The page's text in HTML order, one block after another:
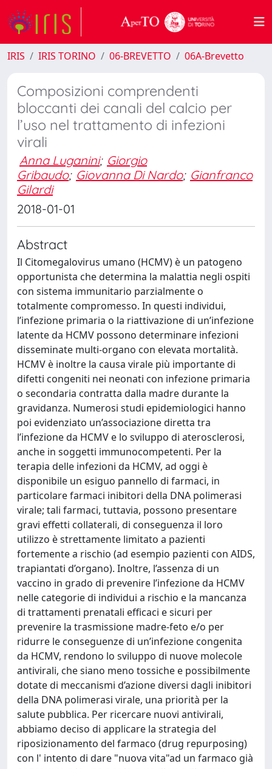
IRIS IRIS TORINO 06-BREVETTO 06A-Brevetto
Composizioni comprendenti
bloccanti dei canali del calcio per
l’uso nel trattamento di infezioni
virali
Anna Luganini; Giorgio
Gribaudo; Giovanna Di Nardo; Gianfranco
Gilardi
2018-01-01
Abstract
Il Citomegalovirus umano (HCMV) è un patogeno
opportunista che determina la malattia negli ospiti
con sistema immunitario parzialmente o
totalmente compromesso. In questi individui,
l’infezione primaria o la riattivazione di un’infezione
latente da HCMV possono determinare infezioni
disseminate multi-organo con elevata mortalità.
HCMV è inoltre la causa virale più importante di
difetti congeniti nei neonati con infezione primaria
o secondaria contratta dalla madre durante la
gravidanza. Numerosi studi epidemiologici hanno
poi evidenziato un’associazione diretta tra
l’infezione da HCMV e lo sviluppo di aterosclerosi,
anche in soggetti immunocompetenti. Per la
terapia delle infezioni da HCMV, ad oggi è
disponibile un esiguo pannello di farmaci, in
particolare farmaci inibitori della DNA polimerasi
virale; tali farmaci, tuttavia, possono presentare
gravi effetti collaterali, di conseguenza il loro
utilizzo è strettamente limitato a pazienti
fortemente a rischio (ad esempio pazienti con AIDS,
trapiantati d’organo). Inoltre, l’assenza di un
vaccino in grado di prevenire l’infezione da HCMV
nelle categorie di individui a rischio e la mancanza
di trattamenti prenatali efficaci e sicuri per
prevenire la trasmissione madre-feto e/o per
ridurre le conseguenze di un’infezione congenita
da HCMV, rendono lo sviluppo di nuove molecole
antivirali, che siano meno tossiche e possibilmente
dotate di meccanismi d’azione diversi dagli inibitori
della DNA polimerasi virale, una priorità per la
salute pubblica. Per ricercare nuovi antivirali,
abbiamo deciso di applicare la strategia del
riposizionamento del farmaco (drug repurposing)
con l' intento di dare "nuova vita"ad un farmaco già